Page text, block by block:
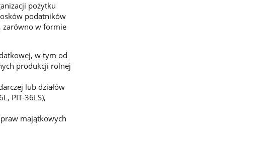
pożytku
podatników
zarówno w formie
w tym od
produkcji rolnej
lub działów
PIT-36LS),
majątkowych